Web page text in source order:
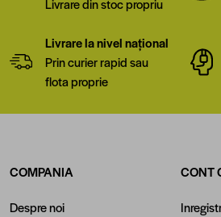
Livrare din stoc propriu
Livrare la nivel național
Prin curier rapid sau
flota proprie
COMPANIA
Despre noi
CONT